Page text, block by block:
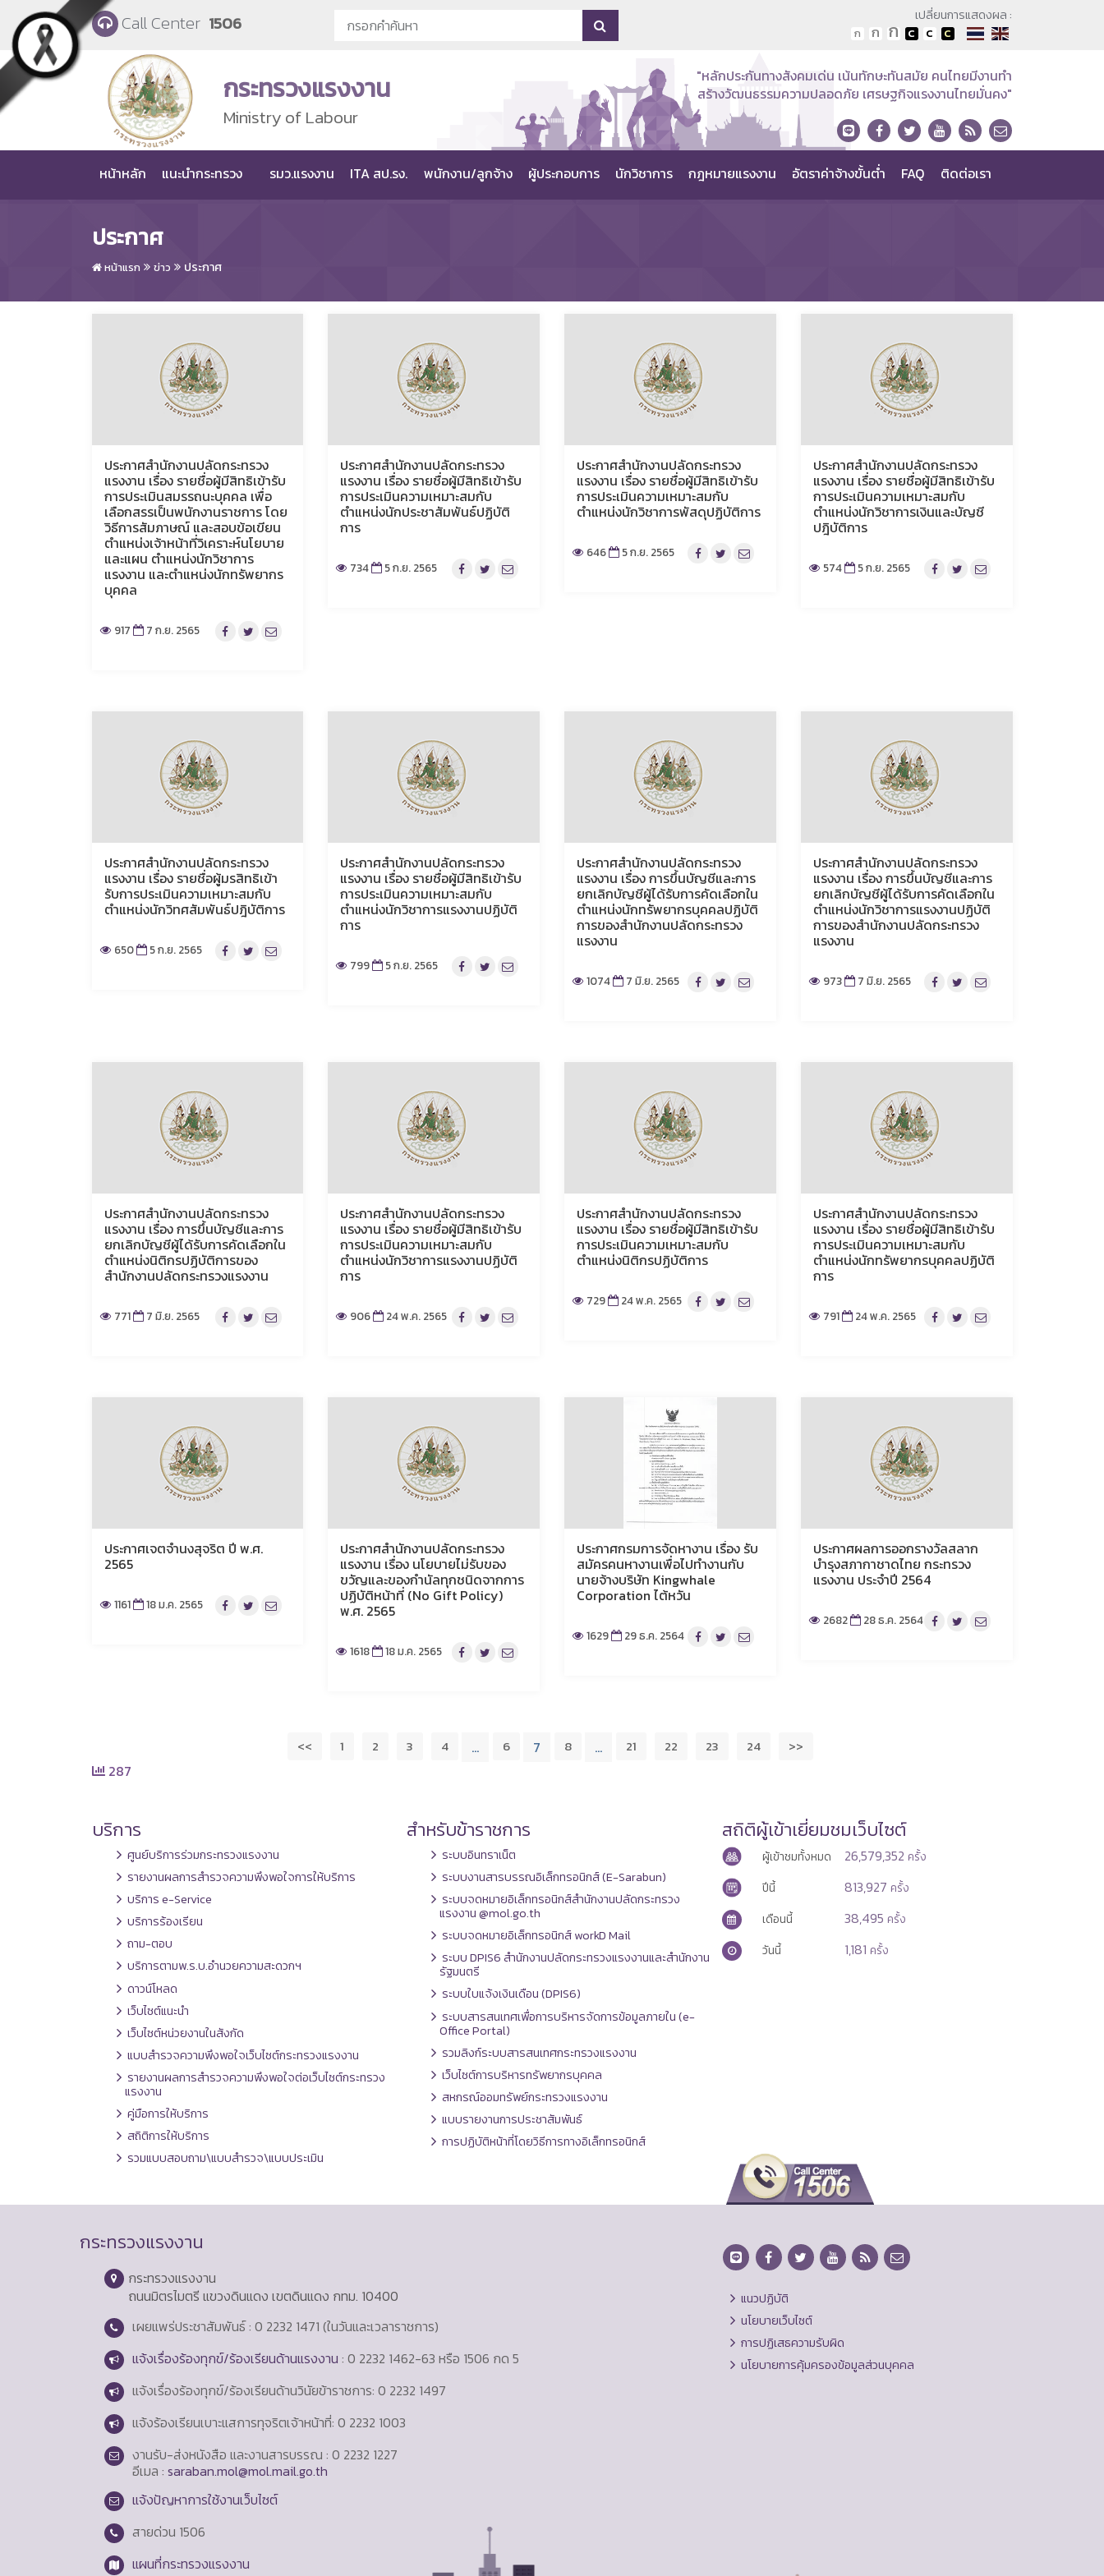
Skip to main content
Call Center 1506 เปลี่ยนการแสดงผล :
กระทรวงแรงงาน
Ministry of Labour
"หลักประกันทางสังคมเด่น เน้นทักษะทันสมัย คนไทยมีงานทำ
สร้างวัฒนธรรมความปลอดภัย เศรษฐกิจแรงงานไทยมั่นคง"
หน้าหลัก แนะนำกระทรวง รมว.แรงงาน ITA สป.รง. พนักงาน/ลูกจ้าง ผู้ประกอบการ นักวิชาการ กฎหมายแรงงาน อัตราค่าจ้างขั้นต่ำ FAQ ติดต่อเรา
ประกาศ
หน้าแรก ข่าว ประกาศ
ประกาศสำนักงานปลัดกระทรวง
แรงงาน เรื่อง รายชื่อผู้มีสิทธิเข้ารับ
การประเมินสมรรถนะบุคคล เพื่อ
เลือกสรรเป็นพนักงานราชการ โดย
วิธีการสัมภาษณ์ และสอบข้อเขียน
ตำแหน่งเจ้าหน้าที่วิเคราะห์นโยบาย
และแผน ตำแหน่งนักวิชาการ
แรงงาน และตำแหน่งนักทรัพยากร
บุคคล
917 7 ก.ย. 2565
ประกาศสำนักงานปลัดกระทรวง
แรงงาน เรื่อง รายชื่อผู้มีสิทธิเข้ารับ
การประเมินความเหมาะสมกับ
ตำแหน่งนักประชาสัมพันธ์ปฏิบัติ
การ
734 5 ก.ย. 2565
ประกาศสำนักงานปลัดกระทรวง
แรงงาน เรื่อง รายชื่อผู้มีสิทธิเข้ารับ
การประเมินความเหมาะสมกับ
ตำแหน่งนักวิชาการพัสดุปฏิบัติการ
646 5 ก.ย. 2565
ประกาศสำนักงานปลัดกระทรวง
แรงงาน เรื่อง รายชื่อผู้มีสิทธิเข้ารับ
การประเมินความเหมาะสมกับ
ตำแหน่งนักวิชาการเงินและบัญชี
ปฎิบัติการ
574 5 ก.ย. 2565
ประกาศสำนักงานปลัดกระทรวง
แรงงาน เรื่อง รายชื่อผู้มรสิทธิเข้า
รับการประเมินความเหมาะสมกับ
ตำแหน่งนักวิทศสัมพันธ์ปฎิบัติการ
650 5 ก.ย. 2565
ประกาศสำนักงานปลัดกระทรวง
แรงงาน เรื่อง รายชื่อผู้มีสิทธิเข้ารับ
การประเมินความเหมาะสมกับ
ตำแหน่งนักวิชาการแรงงานปฏิบัติ
การ
799 5 ก.ย. 2565
ประกาศสำนักงานปลัดกระทรวง
แรงงาน เรื่อง การขึ้นบัญชีและการ
ยกเลิกบัญชีผู้ได้รับการคัดเลือกใน
ตำแหน่งนักทรัพยากรบุคคลปฏิบัติ
การของสำนักงานปลัดกระทรวง
แรงงาน
1074 7 มิ.ย. 2565
ประกาศสำนักงานปลัดกระทรวง
แรงงาน เรื่อง การขึ้นบัญชีและการ
ยกเลิกบัญชีผู้ได้รับการคัดเลือกใน
ตำแหน่งนักวิชาการแรงงานปฏิบัติ
การของสำนักงานปลัดกระทรวง
แรงงาน
973 7 มิ.ย. 2565
ประกาศสำนักงานปลัดกระทรวง
แรงงาน เรื่อง การขึ้นบัญชีและการ
ยกเลิกบัญชีผู้ได้รับการคัดเลือกใน
ตำแหน่งนิติกรปฏิบัติการของ
สำนักงานปลัดกระทรวงแรงงาน
771 7 มิ.ย. 2565
ประกาศสำนักงานปลัดกระทรวง
แรงงาน เรื่อง รายชื่อผู้มีสิทธิเข้ารับ
การประเมินความเหมาะสมกับ
ตำแหน่งนักวิชาการแรงงานปฏิบัติ
การ
906 24 พ.ค. 2565
ประกาศสำนักงานปลัดกระทรวง
แรงงาน เรื่อง รายชื่อผู้มีสิทธิเข้ารับ
การประเมินความเหมาะสมกับ
ตำแหน่งนิติกรปฏิบัติการ
729 24 พ.ค. 2565
ประกาศสำนักงานปลัดกระทรวง
แรงงาน เรื่อง รายชื่อผู้มีสิทธิเข้ารับ
การประเมินความเหมาะสมกับ
ตำแหน่งนักทรัพยากรบุคคลปฏิบัติ
การ
791 24 พ.ค. 2565
ประกาศเจตจำนงสุจริต ปี พ.ศ.
2565
1161 18 ม.ค. 2565
ประกาศสำนักงานปลัดกระทรวง
แรงงาน เรื่อง นโยบายไม่รับของ
ขวัญและของกำนัลทุกชนิดจากการ
ปฏิบัติหน้าที่ (No Gift Policy)
พ.ศ. 2565
1618 18 ม.ค. 2565
ประกาศกรมการจัดหางาน เรื่อง รับ
สมัครคนหางานเพื่อไปทำงานกับ
นายจ้างบริษัท Kingwhale
Corporation ไต้หวัน
1629 29 ธ.ค. 2564
ประกาศผลการออกรางวัลสลาก
บำรุงสภากาชาดไทย กระทรวง
แรงงาน ประจำปี 2564
2682 28 ธ.ค. 2564
<< 1 2 3 4 … 6 7 8 … 21 22 23 24 >>
287
บริการ
ศูนย์บริการร่วมกระทรวงแรงงาน
รายงานผลการสำรวจความพึงพอใจการให้บริการ
บริการ e-Service
บริการร้องเรียน
ถาม-ตอบ
บริการตามพ.ร.บ.อำนวยความสะดวกฯ
ดาวน์โหลด
เว็บไซต์แนะนำ
เว็บไซต์หน่วยงานในสังกัด
แบบสำรวจความพึงพอใจเว็บไซต์กระทรวงแรงงาน
รายงานผลการสำรวจความพึงพอใจต่อเว็บไซต์กระทรวง
แรงงาน
คู่มือการให้บริการ
สถิติการให้บริการ
รวมแบบสอบถาม\แบบสำรวจ\แบบประเมิน
สำหรับข้าราชการ
ระบบอินทราเน็ต
ระบบงานสารบรรณอิเล็กทรอนิกส์ (E-Sarabun)
ระบบจดหมายอิเล็กทรอนิกส์สำนักงานปลัดกระทรวง
แรงงาน @mol.go.th
ระบบจดหมายอิเล็กทรอนิกส์ workD Mail
ระบบ DPIS6 สำนักงานปลัดกระทรวงแรงงานและสำนักงาน
รัฐมนตรี
ระบบใบแจ้งเงินเดือน (DPIS6)
ระบบสารสนเทศเพื่อการบริหารจัดการข้อมูลภายใน (e-
Office Portal)
รวมลิงก์ระบบสารสนเทศกระทรวงแรงงาน
เว็บไซต์การบริหารทรัพยากรบุคคล
สหกรณ์ออมทรัพย์กระทรวงแรงงาน
แบบรายงานการประชาสัมพันธ์
การปฏิบัติหน้าที่โดยวิธีการทางอิเล็กทรอนิกส์
สถิติผู้เข้าเยี่ยมชมเว็บไซต์
ผู้เข้าชมทั้งหมด 26,579,352 ครั้ง
ปีนี้
813,927 ครั้ง
เดือนนี้
38,495 ครั้ง
วันนี้
1,181 ครั้ง
กระทรวงแรงงาน
กระทรวงแรงงาน
ถนนมิตรไมตรี แขวงดินแดง เขตดินแดง กทม. 10400
เผยแพร่ประชาสัมพันธ์ : 0 2232 1471 (ในวันและเวลาราชการ)
แจ้งเรื่องร้องทุกข์/ร้องเรียนด้านแรงงาน : 0 2232 1462-63 หรือ 1506 กด 5
แจ้งเรื่องร้องทุกข์/ร้องเรียนด้านวินัยข้าราชการ: 0 2232 1497
แจ้งร้องเรียนเบาะแสการทุจริตเจ้าหน้าที่: 0 2232 1003
งานรับ-ส่งหนังสือ และงานสารบรรณ : 0 2232 1227
อีเมล : saraban.mol@mol.mail.go.th
แจ้งปัญหาการใช้งานเว็บไซต์
สายด่วน 1506
แผนที่กระทรวงแรงงาน
แนวปฏิบัติ
นโยบายเว็บไซต์
การปฏิเสธความรับผิด
นโยบายการคุ้มครองข้อมูลส่วนบุคคล